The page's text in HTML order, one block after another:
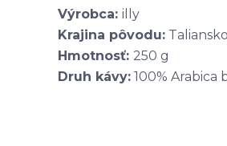
Výrobca: illy
Krajina pôvodu: Taliansko
Hmotnosť: 250 g
Druh kávy: 100% Arabica